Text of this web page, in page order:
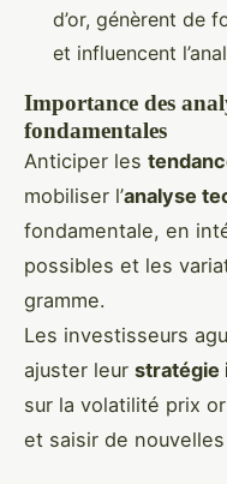
d’or, génèrent de
et influencent
Importance des
fondamentales
Anticiper les
mobiliser l’analyse
fondamentale, en
possibles et les
gramme.
Les investisseurs
ajuster leur stratégie
sur la volatilité prix
et saisir de